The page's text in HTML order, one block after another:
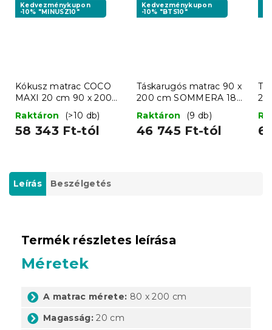
Kedvezménykupon
-10% "MINUSZ10"
Kókusz matrac COCO
MAXI 20 cm 90 x 200
cm
Raktáron (>10 db)
58 343 Ft-tól
Kedvezménykupon
-10% "BTS10"
Táskarugós matrac 90 x
200 cm SOMMERA 18
cm
Raktáron (9 db)
46 745 Ft-tól
Leírás Beszélgetés
Termék részletes leírása
Méretek
A matrac mérete: 80 x 200 cm
Magasság: 20 cm